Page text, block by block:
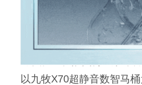
以九牧X70超静音数智马桶